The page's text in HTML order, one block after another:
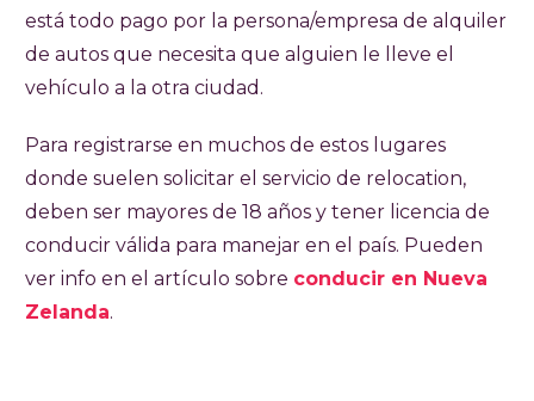
está todo pago por la persona/empresa de alquiler
de autos que necesita que alguien le lleve el
vehículo a la otra ciudad.
Para registrarse en muchos de estos lugares
donde suelen solicitar el servicio de relocation,
deben ser mayores de 18 años y tener licencia de
conducir válida para manejar en el país. Pueden
ver info en el artículo sobre conducir en Nueva
Zelanda.